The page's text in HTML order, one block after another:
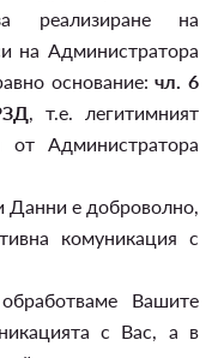
реализиране на
на Администратора
основание: чл. 6
, т.е. легитимният
от Администратора
Данни е доброволно,
комуникация с
Вашите
с Вас, а в